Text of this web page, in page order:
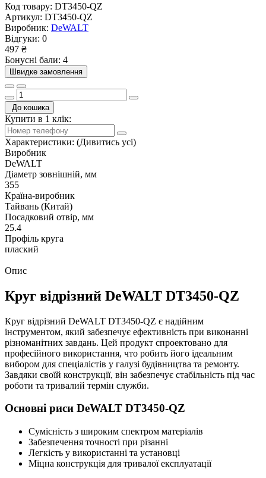
Код товару: DT3450-QZ
Артикул: DT3450-QZ
Виробник: DeWALT
Відгуки: 0
497 ₴
Бонусні бали: 4
Швидке замовлення
До кошика
Купити в 1 клік:
Характеристики: (Дивитись усі)
Виробник
DeWALT
Діаметр зовнішній, мм
355
Країна-виробник
Тайвань (Китай)
Посадковий отвір, мм
25.4
Профіль круга
плаский
Опис
Круг відрізний DeWALT DT3450-QZ
Круг відрізний DeWALT DT3450-QZ є надійним
інструментом, який забезпечує ефективність при виконанні
різноманітних завдань. Цей продукт спроектовано для
професійного використання, что робить його ідеальним
вибором для спеціалістів у галузі будівництва та ремонту.
Завдяки своїй конструкції, він забезпечує стабільність під час
роботи та тривалий термін служби.
Основні риси DeWALT DT3450-QZ
Сумісність з широким спектром матеріалів
Забезпечення точності при різанні
Легкість у використанні та установці
Міцна конструкція для тривалої експлуатації